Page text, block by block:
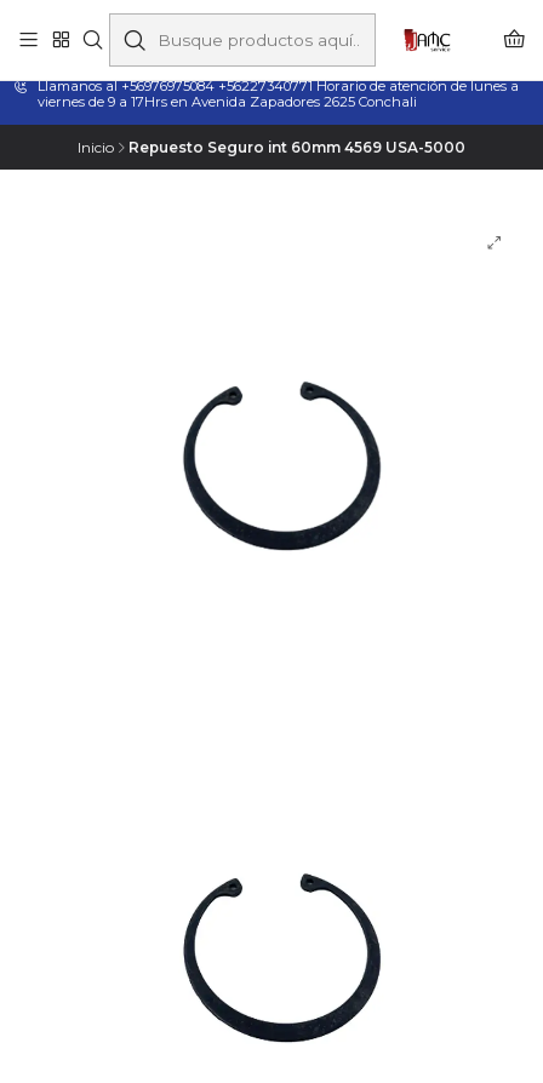
Taladros Magnéticos en Chile | Venta, Arriendo y Servicio
Técnico
Llamanos al +56976975084 +56227340771 Horario de atención de lunes a
viernes de 9 a 17Hrs en Avenida Zapadores 2625 Conchali
Inicio Repuesto Seguro int 60mm 4569 USA-5000